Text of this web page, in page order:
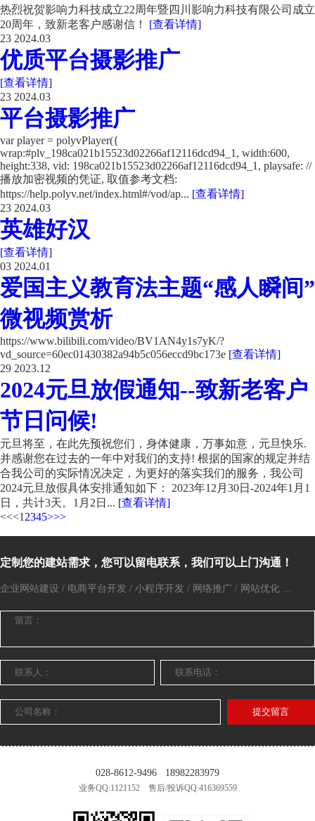
热烈祝贺影响力科技成立22周年暨四川影响力科技有限公司成立
20周年，致新老客户感谢信！ [查看详情]
23 2024.03
优质平台摄影推广
[查看详情]
23 2024.03
平台摄影推广
var player = polyvPlayer({
wrap:#plv_198ca021b15523d02266af12116dcd94_1, width:600,
height:338, vid: 198ca021b15523d02266af12116dcd94_1, playsafe: //
播放加密视频的凭证, 取值参考文档:
https://help.polyv.net/index.html#/vod/ap... [查看详情]
23 2024.03
英雄好汉
[查看详情]
03 2024.01
爱国主义教育法主题“感人瞬间”
微视频赏析
https://www.bilibili.com/video/BV1AN4y1s7yK/?
vd_source=60ec01430382a94b5c056eccd9bc173e [查看详情]
29 2023.12
2024元旦放假通知--致新老客户
节日问候!
元旦将至，在此先预祝您们，身体健康，万事如意，元旦快乐.
并感谢您在过去的一年中对我们的支持! 根据的国家的规定并结
合我公司的实际情况决定，为更好的落实我们的服务，我公司
2024元旦放假具体安排通知如下： 2023年12月30日-2024年1月1
日，共计3天。1月2日... [查看详情]
<<<1 2345>>>
定制您的建站需求，您可以留电联系，我们可以上门沟通！
企业网站建设 / 电商平台开发 / 小程序开发 / 网络推广 / 网站优化 ...
提交留言
028-8612-9496 18982283979
业务QQ:1121152 售后/投诉QQ:416369559